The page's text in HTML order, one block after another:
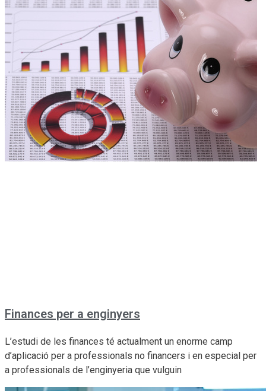
Finances per a enginyers
L’estudi de les finances té actualment un enorme camp
d’aplicació per a professionals no financers i en especial per
a professionals de l’enginyeria que vulguin